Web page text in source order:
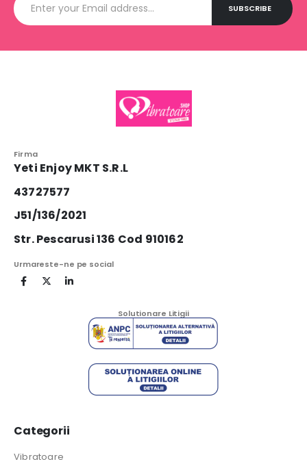
Firma
Yeti Enjoy MKT S.R.L
43727577
J51/136/2021
Str. Pescarusi 136 Cod 910162
Urmareste-ne pe social
Solutionare Litigii
Categorii
Vibratoare